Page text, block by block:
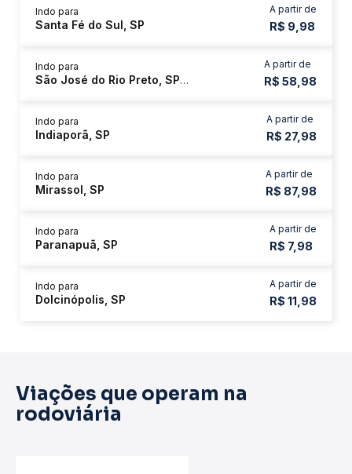
A partir de
R$ 9,98
Indo para
Santa Fé do Sul, SP
A partir de
R$ 58,98
Indo para
São José do Rio Preto, SP - Sala VIP Itamarati
A partir de
R$ 27,98
Indo para
Indiaporã, SP
A partir de
R$ 87,98
Indo para
Mirassol, SP
A partir de
R$ 7,98
Indo para
Paranapuã, SP
A partir de
R$ 11,98
Indo para
Dolcinópolis, SP
Viações que operam na
rodoviária